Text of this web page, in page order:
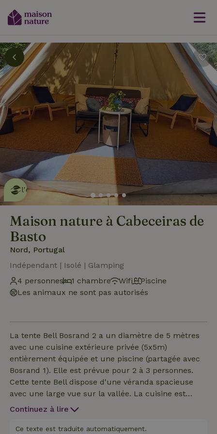
Cette Maison Nature fait de
l'effeten savoir plus
Maison nature à Cabeceiras de
Basto
Nord, Portugal
Indépendant | Isolé | Glamping
4 personnes
1 chambre Wifi
Piscine
Les animaux ne sont pas autorisés
La tente Bell Bosrand 2 a un diamètre de 5 mètres
avec une cuisine extérieure privée (5x5m)
entièrement équipée et une piscine (partagée avec
Bosrand 1). Elle est prévue pour 2 à 3 personnes.
Cette tente Bell dispose d'une véranda spacieuse
avec une large vue sur la vallée. La cuisine est
entièrement équipée avec de la vaisselle, des
cuisinière à gaz à deux feux et, bien sûr, un
Continuez à lire
Ce texte est traduite automatiquement.